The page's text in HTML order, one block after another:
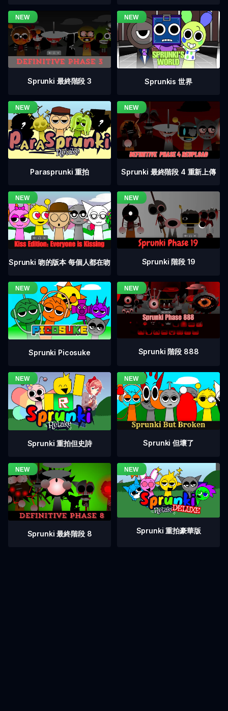
Sprunki 最終階段 3 Sprunkis 世界
Parasprunki 重拍 Sprunki 最終階段 4 重新上傳
Sprunki 吻的版本 每個人都在吻 Sprunki 階段 19
Sprunki Picosuke Sprunki 階段 888
Sprunki 重拍但史詩 Sprunki 但壞了
Sprunki 最終階段 8 Sprunki 重拍豪華版